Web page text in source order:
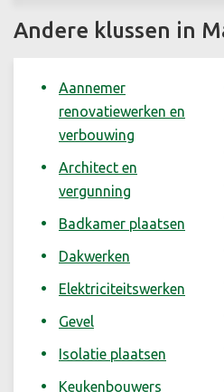
Andere klussen in
Aannemer
renovatiewerken en
verbouwing
Architect en
vergunning
Badkamer plaatsen
Dakwerken
Elektriciteitswerken
Gevel
Isolatie plaatsen
Keukenbouwers